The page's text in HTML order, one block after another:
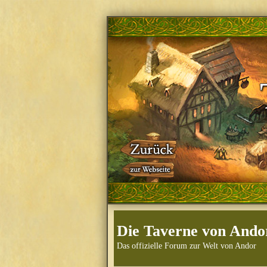
Die Taverne von
Das offizielle Forum zur Welt von Andor